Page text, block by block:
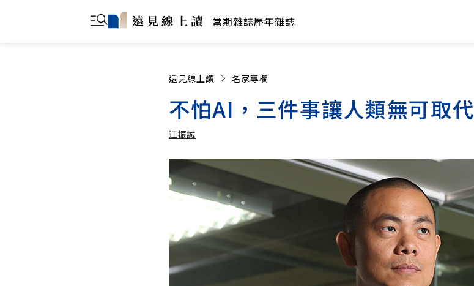
當期雜誌歷年雜誌
遠見線上讀 名家專欄
不怕AI，三件事讓人類無可取代
江振誠
江振誠 加入追蹤